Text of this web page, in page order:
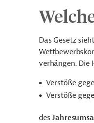
Das Gesetz
verhängen. Die
Verstöße
Verstöße
des